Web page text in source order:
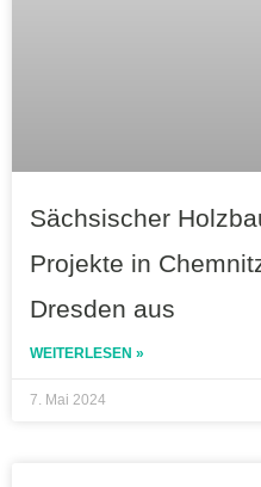
Sächsischer
Projekte in
Dresden aus
WEITERLESEN »
7. Mai 2024